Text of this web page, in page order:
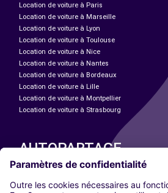
Location de voiture à Paris
Location de voiture à Marseille
Location de voiture à Lyon
Location de voiture à Toulouse
Location de voiture à Nice
Location de voiture à Nantes
Location de voiture à Bordeaux
Location de voiture à Lille
Location de voiture à Montpellier
Location de voiture à Strasbourg
AUTOPARTAGE
Paris